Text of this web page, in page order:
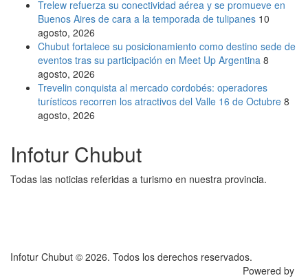
Trelew refuerza su conectividad aérea y se promueve en
Buenos Aires de cara a la temporada de tulipanes 10
agosto, 2026
Chubut fortalece su posicionamiento como destino sede de
eventos tras su participación en Meet Up Argentina 8
agosto, 2026
Trevelin conquista al mercado cordobés: operadores
turísticos recorren los atractivos del Valle 16 de Octubre 8
agosto, 2026
Infotur Chubut
Todas las noticias referidas a turismo en nuestra provincia.
Infotur Chubut © 2026. Todos los derechos reservados.
Powered by